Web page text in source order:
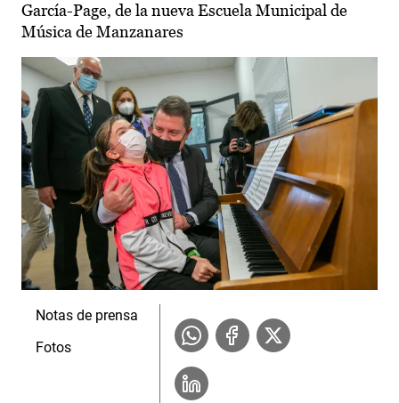
García-Page, de la nueva Escuela Municipal de
Música de Manzanares
Notas de prensa
Fotos